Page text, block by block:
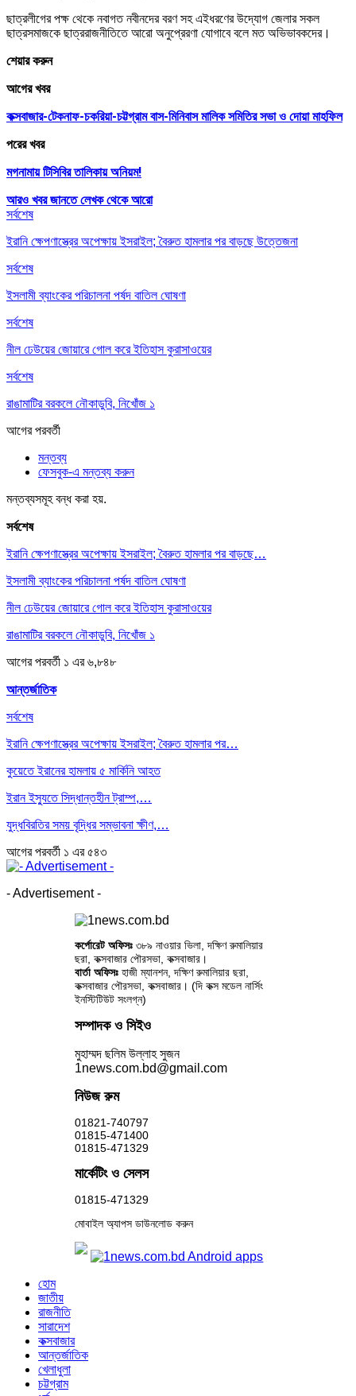
ছাত্রলীগের পক্ষ থেকে নবাগত নবীনদের বরণ সহ এইধরণের উদ্যোগ জেলার সকল
ছাত্রসমাজকে ছাত্ররাজনীতিতে আরো অনুপ্রেরণা যোগাবে বলে মত অভিভাবকদের।
শেয়ার করুন
আগের খবর
কক্সবাজার-টেকনাফ-চকরিয়া-চট্টগ্রাম বাস-মিনিবাস মালিক সমিতির সভা ও দোয়া মাহফিল
পরের খবর
মগনামায় টিসিবির তালিকায় অনিয়ম!
আরও খবর জানতে লেখক থেকে আরো
সর্বশেষ
ইরানি ক্ষেপণাস্ত্রের অপেক্ষায় ইসরাইল; বৈরুত হামলার পর বাড়ছে উত্তেজনা
সর্বশেষ
ইসলামী ব্যাংকের পরিচালনা পর্ষদ বাতিল ঘোষণা
সর্বশেষ
নীল ঢেউয়ের জোয়ারে গোল করে ইতিহাস কুরাসাওয়ের
সর্বশেষ
রাঙামাটির বরকলে নৌকাডুবি, নিখোঁজ ১
আগেরপরবর্তী
মন্তব্য
ফেসবুক-এ মন্তব্য করুন
মন্তব্যসমূহ বন্ধ করা হয়.
সর্বশেষ
ইরানি ক্ষেপণাস্ত্রের অপেক্ষায় ইসরাইল; বৈরুত হামলার পর বাড়ছে…
ইসলামী ব্যাংকের পরিচালনা পর্ষদ বাতিল ঘোষণা
নীল ঢেউয়ের জোয়ারে গোল করে ইতিহাস কুরাসাওয়ের
রাঙামাটির বরকলে নৌকাডুবি, নিখোঁজ ১
আগেরপরবর্তী ১ এর ৬,৮৪৮
আন্তর্জাতিক
সর্বশেষ
ইরানি ক্ষেপণাস্ত্রের অপেক্ষায় ইসরাইল; বৈরুত হামলার পর…
কুয়েতে ইরানের হামলায় ৫ মার্কিনি আহত
ইরান ইস্যুতে সিদ্ধান্তহীন ট্রাম্প,…
যুদ্ধবিরতির সময় বৃদ্ধির সম্ভাবনা ক্ষীণ,…
আগেরপরবর্তী ১ এর ৫৪৩
- Advertisement -
কর্পোরেট অফিসঃ ৩৮৯ নাওয়ার ভিলা, দক্ষিণ রুমালিয়ার
ছরা, কক্সবাজার পৌরসভা, কক্সবাজার।
বার্তা অফিসঃহাজী ম্যানশন, দক্ষিণ রুমালিয়ার ছরা,
কক্সবাজার পৌরসভা, কক্সবাজার। (দি কক্স মডেল নার্সিং
ইনস্টিটিউট সংলগ্ন)
সম্পাদক ও সিইও
মুহাম্মদ ছলিম উল্লাহ সুজন
1news.com.bd@gmail.com
নিউজ রুম
01821-740797
01815-471400
01815-471329
মার্কেটিং ও সেলস
01815-471329
মোবাইল অ্যাপস ডাউনলোড করুন
হোম
জাতীয়
রাজনীতি
সারাদেশ
কক্সবাজার
আন্তর্জাতিক
খেলাধুলা
চট্টগ্রাম